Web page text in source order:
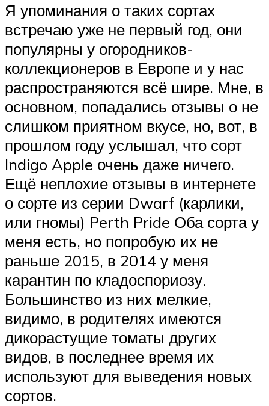
Я упоминания о таких сортах
встречаю уже не первый год, они
популярны у огородников-
коллекционеров в Европе и у нас
распространяются всё шире. Мне, в
основном, попадались отзывы о не
слишком приятном вкусе, но, вот, в
прошлом году услышал, что сорт
Indigo Apple очень даже ничего.
Ещё неплохие отзывы в интернете
о сорте из серии Dwarf (карлики,
или гномы) Perth Pride Оба сорта у
меня есть, но попробую их не
раньше 2015, в 2014 у меня
карантин по кладоспориозу.
Большинство из них мелкие,
видимо, в родителях имеются
дикорастущие томаты других
видов, в последнее время их
используют для выведения новых
сортов.